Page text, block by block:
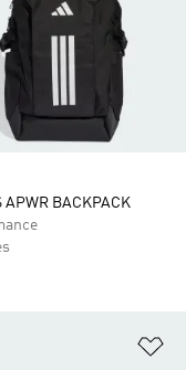
APWR BACKPACK